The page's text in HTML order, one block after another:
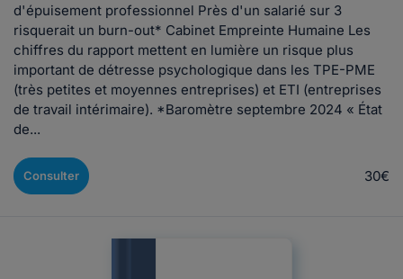
d'épuisement professionnel Près d'un salarié sur 3
risquerait un burn-out* Cabinet Empreinte Humaine Les
chiffres du rapport mettent en lumière un risque plus
important de détresse psychologique dans les TPE-PME
(très petites et moyennes entreprises) et ETI (entreprises
de travail intérimaire). *Baromètre septembre 2024 « État
de...
Consulter 30€